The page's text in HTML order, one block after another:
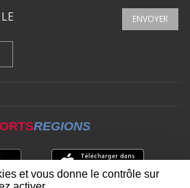
ENVOYER
REGIONS
et vous donne le contrôle sur